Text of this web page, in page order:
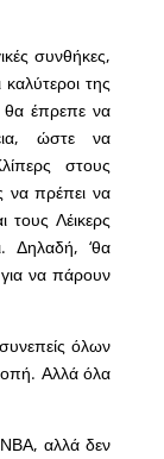
συνθήκες,
της
θα έπρεπε να
ώστε να
στους
να πρέπει να
τους Λέικερς
Δηλαδή, ‘θα
να πάρουν
όλων
Αλλά όλα
ΝΒΑ, αλλά δεν